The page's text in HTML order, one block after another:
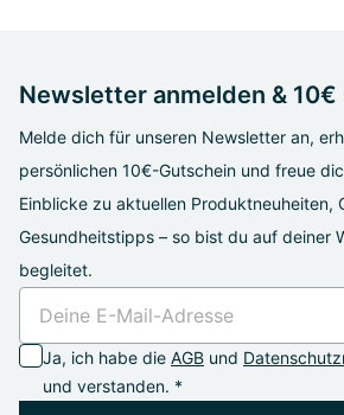
Newsletter anmelden & 10€
Melde dich für unseren Newsletter an,
persönlichen 10€-Gutschein und freue
Einblicke zu aktuellen Produktneuheiten,
Gesundheitstipps – so bist du auf deiner
begleitet.
Ja, ich habe die AGB und
und verstanden. *